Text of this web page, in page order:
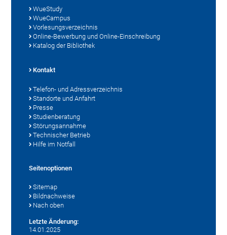
WueStudy
WueCampus
Vorlesungsverzeichnis
Online-Bewerbung und Online-Einschreibung
Katalog der Bibliothek
Kontakt
Telefon- und Adressverzeichnis
Standorte und Anfahrt
Presse
Studienberatung
Störungsannahme
Technischer Betrieb
Hilfe im Notfall
Seitenoptionen
Sitemap
Bildnachweise
Nach oben
Letzte Änderung:
14.01.2025